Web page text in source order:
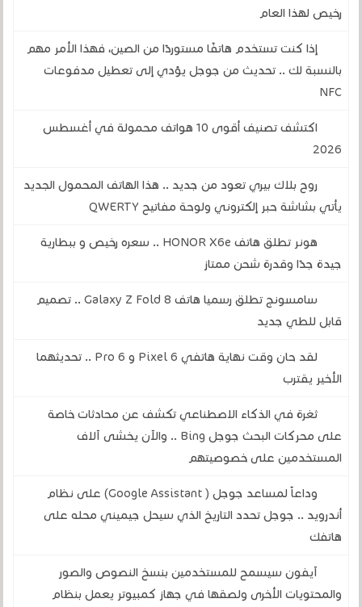
رخيص لهذا العام
إذا كنت تستخدم هاتفًا مستوردًا من الصين، فهذا الأمر مهم
بالنسبة لك .. تحديث من جوجل يؤدي إلى تعطيل مدفوعات
NFC
اكتشف تصنيف أقوى 10 هواتف محمولة في أغسطس
2026
روح بلاك بيري تعود من جديد .. هذا الهاتف المحمول الجديد
يأتي بشاشة حبر إلكتروني ولوحة مفاتيح QWERTY
هونر تطلق هاتف HONOR X6e .. سعره رخيص و ببطارية
جيدة جدًا وقدرة شحن ممتاز
سامسونج تطلق رسميا هاتف Galaxy Z Fold 8 .. تصميم
قابل للطي جديد
لقد حان وقت نهاية هاتفي Pixel 6 و 6 Pro .. تحديثهما
الأخير يقترب
ثغرة في الذكاء الاصطناعي تكشف عن محادثات خاصة
على محركات البحث جوجل Bing .. والآن يخشى آلاف
المستخدمين على خصوصيتهم
وداعاً لمساعد جوجل ( Google Assistant) على نظام
أندرويد .. جوجل تحدد التاريخ الذي سيحل جيميني محله على
هاتفك
آيفون سيسمح للمستخدمين بنسخ النصوص والصور
والمحتويات الأخرى ولصقها في جهاز كمبيوتر يعمل بنظام